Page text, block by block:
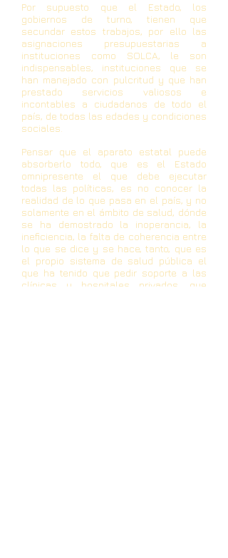
Por supuesto que el Estado, los
gobiernos de turno, tienen que
secundar estos trabajos, por ello las
asignaciones presupuestarias a
instituciones como SOLCA, le son
indispensables, instituciones que se
han manejado con pulcritud y que han
prestado servicios valiosos e
incontables a ciudadanos de todo el
país, de todas las edades y condiciones
sociales.
Pensar que el aparato estatal puede
absorberlo todo, que es el Estado
omnipresente el que debe ejecutar
todas las políticas, es no conocer la
realidad de lo que pasa en el país, y no
solamente en el ámbito de salud, dónde
se ha demostrado la inoperancia, la
ineficiencia, la falta de coherencia entre
lo que se dice y se hace, tanto, que es
el propio sistema de salud pública el
que ha tenido que pedir soporte a las
clínicas y hospitales privados, que